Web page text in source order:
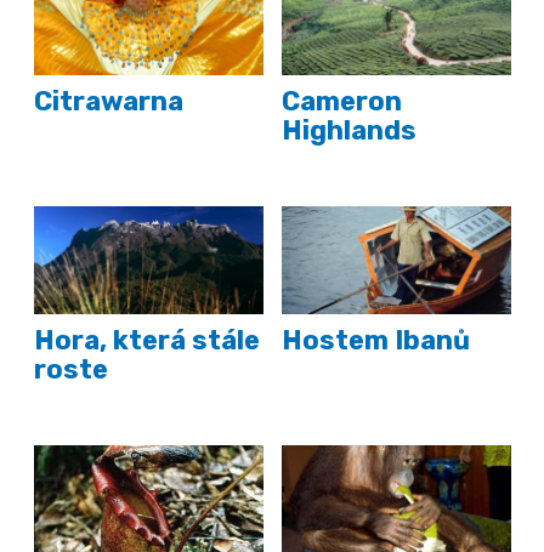
Citrawarna
Cameron
Highlands
Hora, která stále
roste
Hostem Ibanů